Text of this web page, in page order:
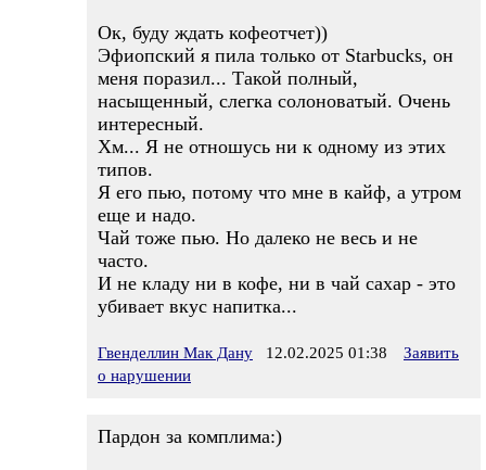
Ок, буду ждать кофеотчет))
Эфиопский я пила только от Starbucks, он
меня поразил... Такой полный,
насыщенный, слегка солоноватый. Очень
интересный.
Хм... Я не отношусь ни к одному из этих
типов.
Я его пью, потому что мне в кайф, а утром
еще и надо.
Чай тоже пью. Но далеко не весь и не
часто.
И не кладу ни в кофе, ни в чай сахар - это
убивает вкус напитка...
Гвенделлин Мак Дану 12.02.2025 01:38
Заявить
о нарушении
Пардон за комплима:)